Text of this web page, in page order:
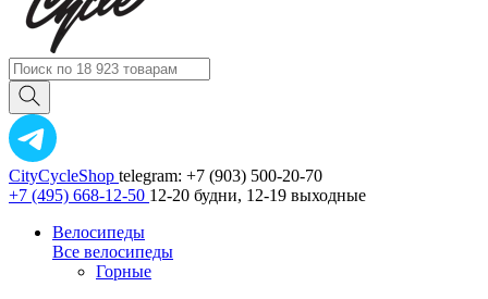
CityCycleShop telegram: +7 (903) 500-20-70
+7 (495) 668-12-50 12-20 будни, 12-19 выходные
Велосипеды
Все велосипеды
Горные